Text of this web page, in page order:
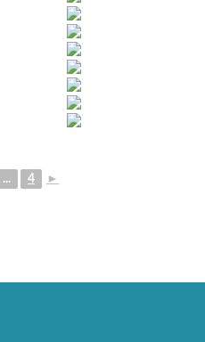
... 4 ►